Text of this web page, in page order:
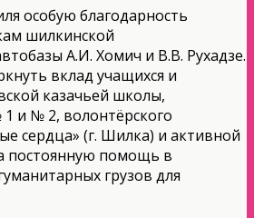
особую благодарность
шилкинской
А.И. Хомич и В.В. Рухадзе.
вклад учащихся и
казачьей школы,
и № 2, волонтёрского
сердца» (г. Шилка) и активной
постоянную помощь в
грузов для